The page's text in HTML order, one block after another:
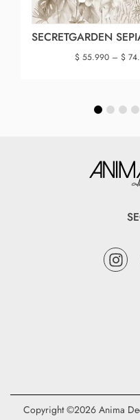
SECRETGARDEN
$55.990 – $
Copyright ©2026 Anima